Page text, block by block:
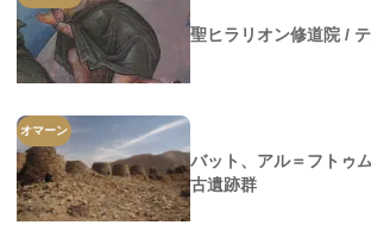
聖ヒラリオン修道院 /
オマーン
バット、アル＝フトゥ
古遺跡群